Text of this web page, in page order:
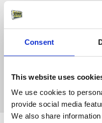
Consent
This website uses
We use cookies to
provide social media
We also share